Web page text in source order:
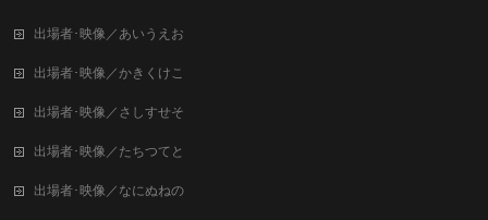
出場者･映像／あいうえお
出場者･映像／かきくけこ
出場者･映像／さしすせそ
出場者･映像／たちつてと
出場者･映像／なにぬねの